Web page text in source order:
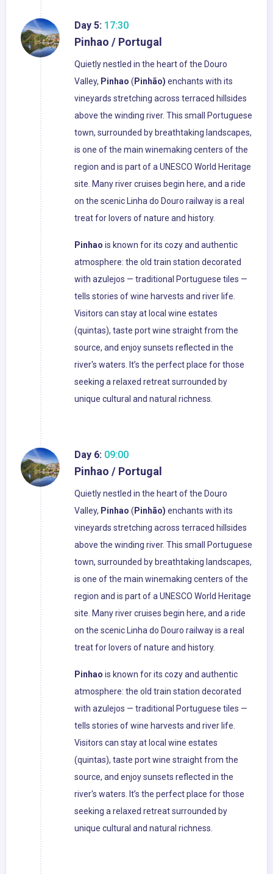
Day 5: 17:30
Pinhao / Portugal
Quietly nestled in the heart of the Douro
Valley, Pinhao ( Pinhão) enchants with its
vineyards stretching across terraced hillsides
above the winding river. This small Portuguese
town, surrounded by breathtaking landscapes,
is one of the main winemaking centers of the
region and is part of a UNESCO World Heritage
site. Many river cruises begin here, and a ride
on the scenic Linha do Douro railway is a real
treat for lovers of nature and history.
Pinhao is known for its cozy and authentic
atmosphere: the old train station decorated
with azulejos — traditional Portuguese tiles —
tells stories of wine harvests and river life.
Visitors can stay at local wine estates
(quintas), taste port wine straight from the
source, and enjoy sunsets reflected in the
river's waters. It’s the perfect place for those
seeking a relaxed retreat surrounded by
unique cultural and natural richness.
Day 6: 09:00
Pinhao / Portugal
Quietly nestled in the heart of the Douro
Valley, Pinhao ( Pinhão) enchants with its
vineyards stretching across terraced hillsides
above the winding river. This small Portuguese
town, surrounded by breathtaking landscapes,
is one of the main winemaking centers of the
region and is part of a UNESCO World Heritage
site. Many river cruises begin here, and a ride
on the scenic Linha do Douro railway is a real
treat for lovers of nature and history.
Pinhao is known for its cozy and authentic
atmosphere: the old train station decorated
with azulejos — traditional Portuguese tiles —
tells stories of wine harvests and river life.
Visitors can stay at local wine estates
(quintas), taste port wine straight from the
source, and enjoy sunsets reflected in the
river's waters. It’s the perfect place for those
seeking a relaxed retreat surrounded by
unique cultural and natural richness.